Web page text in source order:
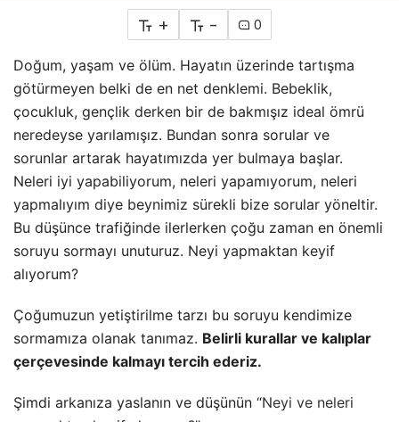
+ - 0
Doğum, yaşam ve ölüm. Hayatın üzerinde tartışma
götürmeyen belki de en net denklemi. Bebeklik,
çocukluk, gençlik derken bir de bakmışız ideal ömrü
neredeyse yarılamışız. Bundan sonra sorular ve
sorunlar artarak hayatımızda yer bulmaya başlar.
Neleri iyi yapabiliyorum, neleri yapamıyorum, neleri
yapmalıyım diye beynimiz sürekli bize sorular yöneltir.
Bu düşünce trafiğinde ilerlerken çoğu zaman en önemli
soruyu sormayı unuturuz. Neyi yapmaktan keyif
alıyorum?
Çoğumuzun yetiştirilme tarzı bu soruyu kendimize
sormamıza olanak tanımaz. Belirli kurallar ve kalıplar
çerçevesinde kalmayı tercih ederiz.
Şimdi arkanıza yaslanın ve düşünün “Neyi ve neleri